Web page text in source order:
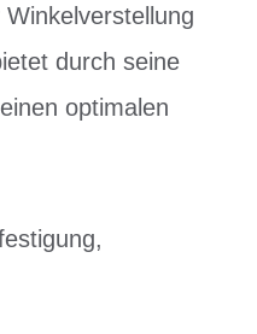
durch seine
optimalen